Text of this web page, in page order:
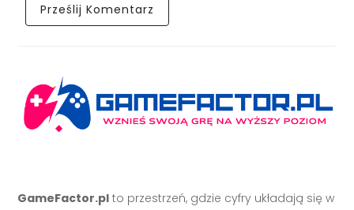
GameFactor.pl to przestrzeń, gdzie cyfry układają się w